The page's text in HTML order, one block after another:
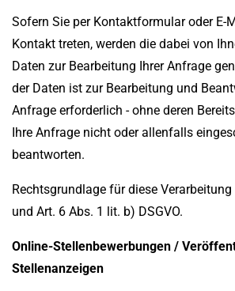
Sofern Sie per Kontaktformular oder E-
Kontakt treten, werden die dabei von
Daten zur Bearbeitung Ihrer Anfrage
der Daten ist zur Bearbeitung und
Anfrage erforderlich - ohne deren
Ihre Anfrage nicht oder allenfalls
beantworten.
Rechtsgrundlage für diese
und Art. 6 Abs. 1 lit. b) DSGVO.
Online-Stellenbewerbungen /
Stellenanzeigen